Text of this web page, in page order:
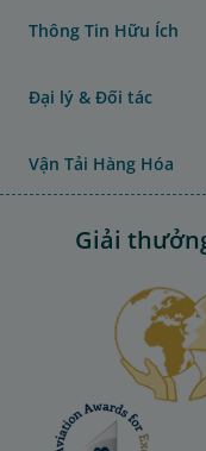
Thông Tin Hữu Ích
Đại lý & Đối tác
Vận Tải Hàng Hóa
Giải